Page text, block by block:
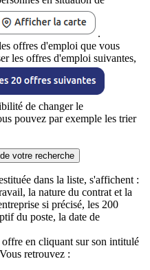
.
offres d'emploi que vous
les offres d'emploi suivantes,
de changer le
pouvez par exemple les trier
votre recherche
dans la liste, s'affichent :
la nature du contrat et la
si précisé, les 200
du poste, la date de
en cliquant sur son intitulé
retrouvez :